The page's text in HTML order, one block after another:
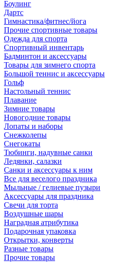
Боулинг
Дартс
Гимнастика/фитнес/йога
Прочие спортивные товары
Одежда для спорта
Спортивный инвентарь
Бадминтон и аксессуары
Товары для зимнего спорта
Большой теннис и аксессуары
Гольф
Настольный теннис
Плавание
Зимние товары
Новогодние товары
Лопаты и наборы
Снежколепы
Снегокаты
Тюбинги, надувные санки
Ледянки, салазки
Санки и аксессуары к ним
Все для веселого праздника
Мыльные / гелиевые пузыри
Аксессуары для праздника
Свечи для торта
Воздушные шары
Наградная атрибутика
Подарочная упаковка
Открытки, конверты
Разные товары
Прочие товары